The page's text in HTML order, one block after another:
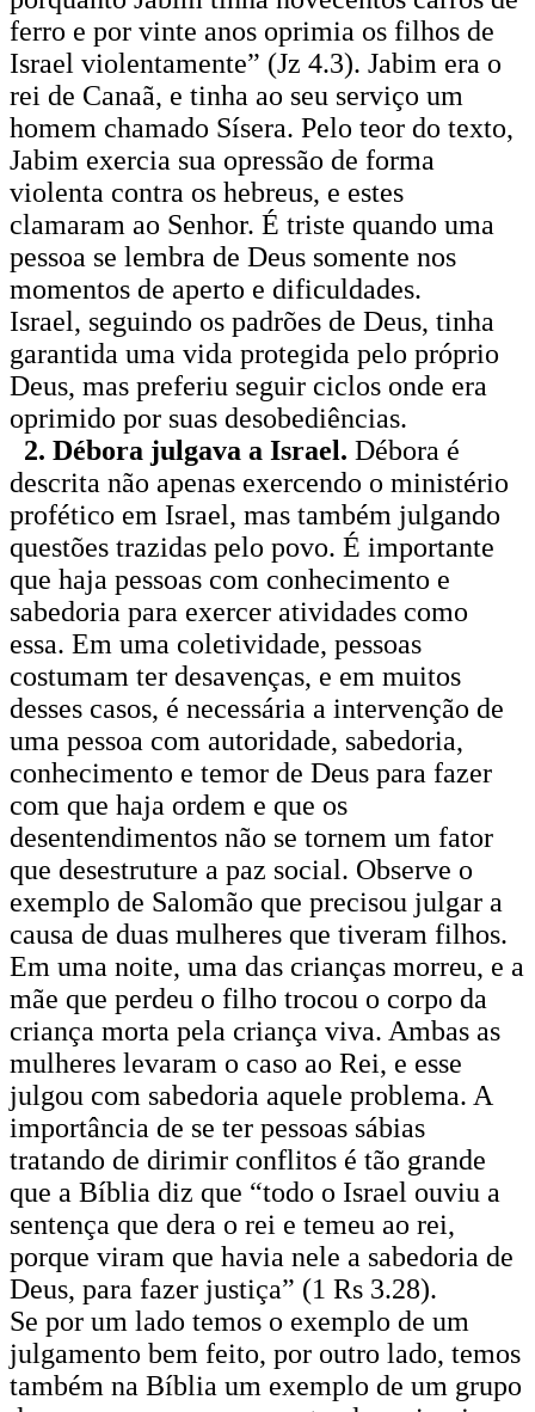
ferro e por vinte anos oprimia os filhos de
Israel violentamente” (Jz 4.3). Jabim era o
rei de Canaã, e tinha ao seu serviço um
homem chamado Sísera. Pelo teor do texto,
Jabim exercia sua opressão de forma
violenta contra os hebreus, e estes
clamaram ao Senhor. É triste quando uma
pessoa se lembra de Deus somente nos
momentos de aperto e dificuldades.
Israel, seguindo os padrões de Deus, tinha
garantida uma vida protegida pelo próprio
Deus, mas preferiu seguir ciclos onde era
oprimido por suas desobediências.
2. Débora julgava a Israel. Débora é
descrita não apenas exercendo o ministério
profético em Israel, mas também julgando
questões trazidas pelo povo. É importante
que haja pessoas com conhecimento e
sabedoria para exercer atividades como
essa. Em uma coletividade, pessoas
costumam ter desavenças, e em muitos
desses casos, é necessária a intervenção de
uma pessoa com autoridade, sabedoria,
conhecimento e temor de Deus para fazer
com que haja ordem e que os
desentendimentos não se tornem um fator
que desestruture a paz social. Observe o
exemplo de Salomão que precisou julgar a
causa de duas mulheres que tiveram filhos.
Em uma noite, uma das crianças morreu, e a
mãe que perdeu o filho trocou o corpo da
criança morta pela criança viva. Ambas as
mulheres levaram o caso ao Rei, e esse
julgou com sabedoria aquele problema. A
importância de se ter pessoas sábias
tratando de dirimir conflitos é tão grande
que a Bíblia diz que “todo o Israel ouviu a
sentença que dera o rei e temeu ao rei,
porque viram que havia nele a sabedoria de
Deus, para fazer justiça” (1 Rs 3.28).
Se por um lado temos o exemplo de um
julgamento bem feito, por outro lado, temos
também na Bíblia um exemplo de um grupo